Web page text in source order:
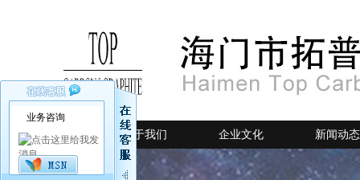
网站首页 关于我们 企业文化 新闻动态
业务咨询